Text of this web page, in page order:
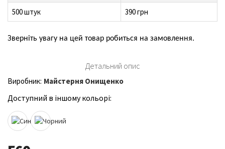
500 штук
390 грн
Зверніть увагу на цей товар робиться на замовлення.
Детальний опис
Виробник: Майстерня Онищенко
Доступний в іншому кольорі: